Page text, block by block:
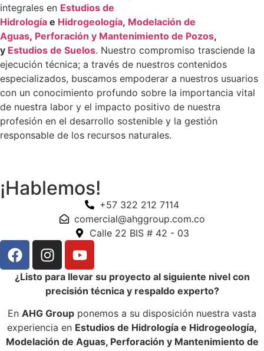
integrales en Estudios de
Hidrología e Hidrogeología, Modelación de
Aguas, Perforación y Mantenimiento de Pozos,
y Estudios de Suelos. Nuestro compromiso trasciende la
ejecución técnica; a través de nuestros contenidos
especializados, buscamos empoderar a nuestros usuarios
con un conocimiento profundo sobre la importancia vital
de nuestra labor y el impacto positivo de nuestra
profesión en el desarrollo sostenible y la gestión
responsable de los recursos naturales.
¡Hablemos!
+57 322 212 7114
comercial@ahggroup.com.co
Calle 22 BIS # 42 - 03
¿Listo para llevar su proyecto al siguiente nivel con
precisión técnica y respaldo experto?
En AHG Group ponemos a su disposición nuestra vasta
experiencia en Estudios de Hidrología e Hidrogeología,
Modelación de Aguas, Perforación y Mantenimiento de